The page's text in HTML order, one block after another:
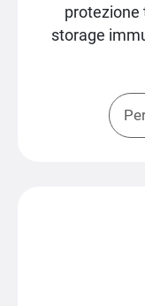
protezione
storage